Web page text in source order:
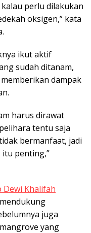
perlu dilakukan
oksigen,” kata
ikut aktif
sudah ditanam,
dampak
harus dirawat
tentu saja
bermanfaat, jadi
itu penting,”
Dewi Khalifah
juga
yang